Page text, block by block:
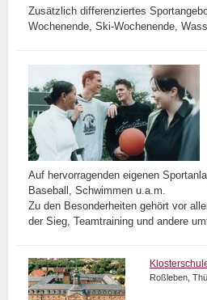
Zusätzlich differenziertes
Wochenende, Ski-Wochenende,
Auf hervorragenden eigenen
Baseball, Schwimmen u.a.m.
Zu den Besonderheiten gehört vor
der Sieg, Teamtraining und andere
Roßleben,